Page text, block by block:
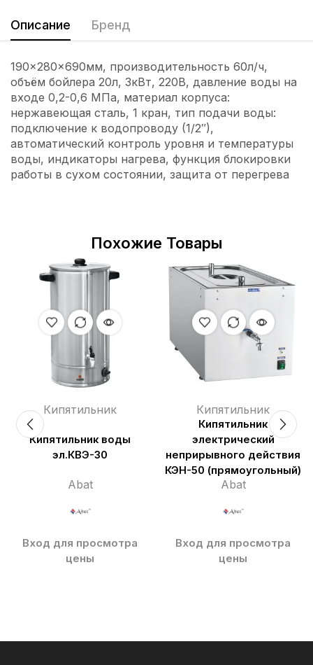
Описание Бренд
190x280x690мм, производительность 60л/ч,
объём бойлера 20л, 3кВт, 220В, давление воды на
входе 0,2-0,6 МПа, материал корпуса:
нержавеющая сталь, 1 кран, тип подачи воды:
подключение к водопроводу (1/2″),
автоматический контроль уровня и температуры
воды, индикаторы нагрева, функция блокировки
работы в сухом состоянии, защита от перегрева
Похожие Товары
Кипятильник
Кипятильник воды
эл.КВЭ-30
Abat
Вход для просмотра
цены
Кипятильник
Кипятильник
электрический
неприрывного действия
КЭН-50 (прямоугольный)
Abat
Вход для просмотра
цены